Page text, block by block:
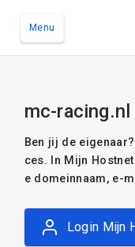
Menu
mc-
Ben jij de
ces. In Mijn
e domeinnaam, e-
Login Mijn